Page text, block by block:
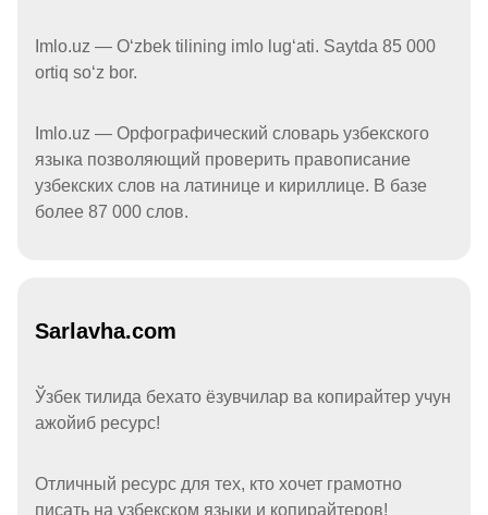
Imlo.uz — Oʻzbek tilining imlo lugʻati. Saytda 85 000
ortiq soʻz bor.
Imlo.uz — Орфографический словарь узбекского
языка позволяющий проверить правописание
узбекских слов на латинице и кириллице. В базе
более 87 000 слов.
Sarlavha.com
Ўзбек тилида бехато ёзувчилар ва копирайтер учун
ажойиб ресурс!
Отличный ресурс для тех, кто хочет грамотно
писать на узбекском языки и копирайтеров!